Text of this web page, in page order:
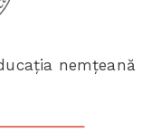
nemțeană